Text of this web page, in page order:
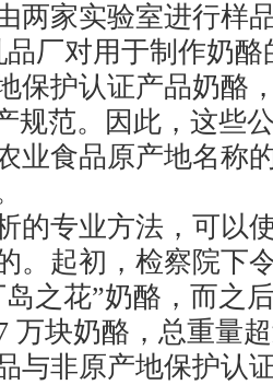
两家实验室进行样
厂对用于制作奶
保护认证产品奶酪
规范。因此，这些
业食品原产地名称
专业方法，可以
。起初，检察院下
之花”奶酪，而之
万块奶酪，总重量
与非原产地保护认